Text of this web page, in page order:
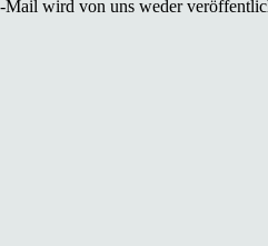
wird von uns weder